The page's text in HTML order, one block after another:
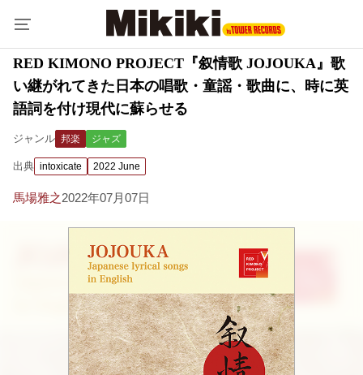
RED KIMONO PROJECT『叙情歌 JOJOUKA』歌
い継がれてきた日本の唱歌・童謡・歌曲に、時に英
語詞を付け現代に蘇らせる
ジャンル 邦楽 ジャズ
出典 intoxicate 2022 June
馬場雅之2022年07月07日